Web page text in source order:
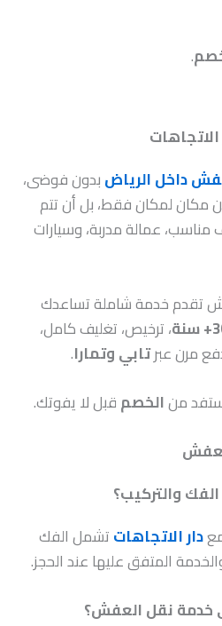
.
داخل الرياضبدون فوضى،
مكان لمكان فقط، بل أن تتم
مناسب، عمالة مدربة، وسيارات
تقدم خدمة شاملة تساعدك
، ترخيص، تغليف كامل،
مرن عبرتابي وتمارا.
منالخصمقبل لا يفوتك.
والتركيب؟
دار الاتجاهاتتشمل الفك
المتفق عليها عند الحجز.
خدمة نقل العفش؟